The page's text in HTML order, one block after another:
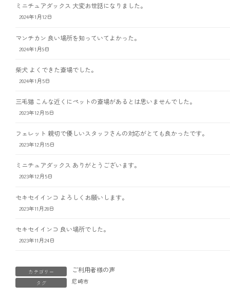
ミニチュアダックス 大変お世話になりました。
2024年1月12日
マンチカン 良い場所を知っていてよかった。
2024年1月9日
柴犬 よくできた斎場でした。
2024年1月5日
三毛猫 こんな近くにペットの斎場があるとは思いませんでした。
2023年12月19日
フェレット 親切で優しいスタッフさんの対応がとても良かったです。
2023年12月15日
ミニチュアダックス ありがとうございます。
2023年12月5日
セキセイインコ よろしくお願いします。
2023年11月28日
セキセイインコ 良い場所でした。
2023年11月24日
カテゴリー ご利用者様の声
タグ 尼崎市